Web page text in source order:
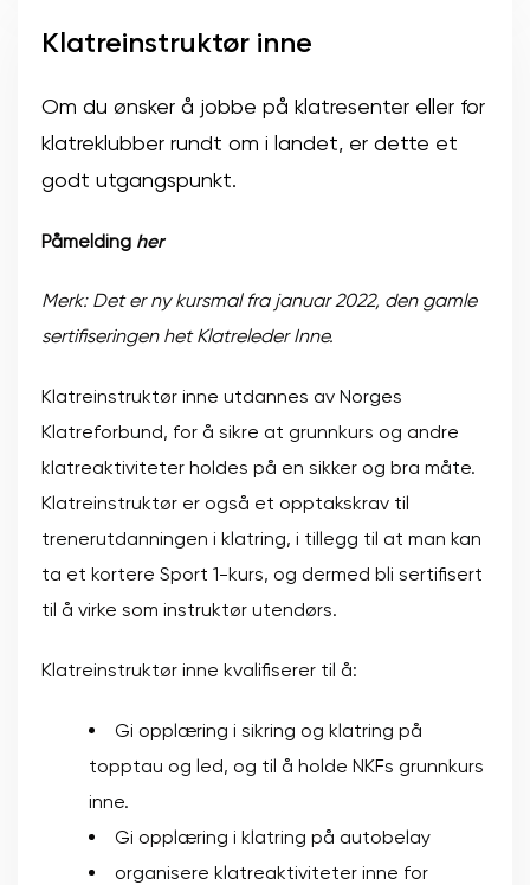
Klatreinstruktør inne
Om du ønsker å jobbe på klatresenter eller for
klatreklubber rundt om i landet, er dette et
godt utgangspunkt.
Påmelding her
Merk: Det er ny kursmal fra januar 2022, den gamle
sertifiseringen het Klatreleder Inne.
Klatreinstruktør inne utdannes av Norges
Klatreforbund, for å sikre at grunnkurs og andre
klatreaktiviteter holdes på en sikker og bra måte.
Klatreinstruktør er også et opptakskrav til
trenerutdanningen i klatring, i tillegg til at man kan
ta et kortere Sport 1-kurs, og dermed bli sertifisert
til å virke som instruktør utendørs.
Klatreinstruktør inne kvalifiserer til å:
Gi opplæring i sikring og klatring på
topptau og led, og til å holde NKFs grunnkurs
inne.
Gi opplæring i klatring på autobelay
organisere klatreaktiviteter inne for